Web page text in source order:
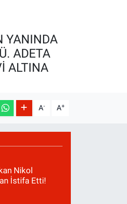
YANINDA
ADETA
ALTINA
A- A+
Nikol
İstifa Etti!